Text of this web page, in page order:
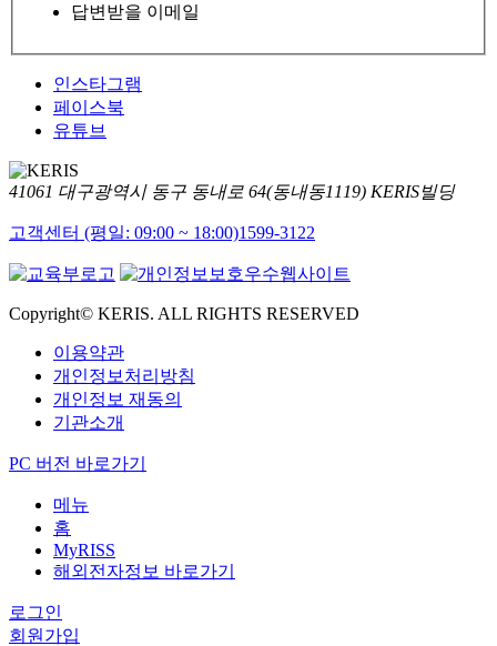
답변받을 이메일
인스타그램
페이스북
유튜브
41061 대구광역시 동구 동내로 64(동내동1119) KERIS빌딩
고객센터 (평일: 09:00 ~ 18:00)1599-3122
Copyright© KERIS. ALL RIGHTS RESERVED
이용약관
개인정보처리방침
개인정보 재동의
기관소개
PC 버전 바로가기
메뉴
홈
MyRISS
해외전자정보 바로가기
로그인
회원가입